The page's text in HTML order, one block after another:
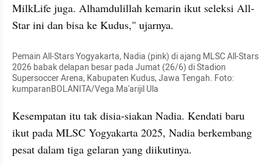
MilkLife juga. Alhamdulillah kemarin ikut seleksi All-
Star ini dan bisa ke Kudus," ujarnya.
Pemain All-Stars Yogyakarta, Nadia (pink) di ajang MLSC All-Stars
2026 babak delapan besar pada Jumat (26/6) di Stadion
Supersoccer Arena, Kabupaten Kudus, Jawa Tengah. Foto:
kumparanBOLANITA/Vega Ma'arijil Ula
Kesempatan itu tak disia-siakan Nadia. Kendati baru
ikut pada MLSC Yogyakarta 2025, Nadia berkembang
pesat dalam tiga gelaran yang diikutinya.